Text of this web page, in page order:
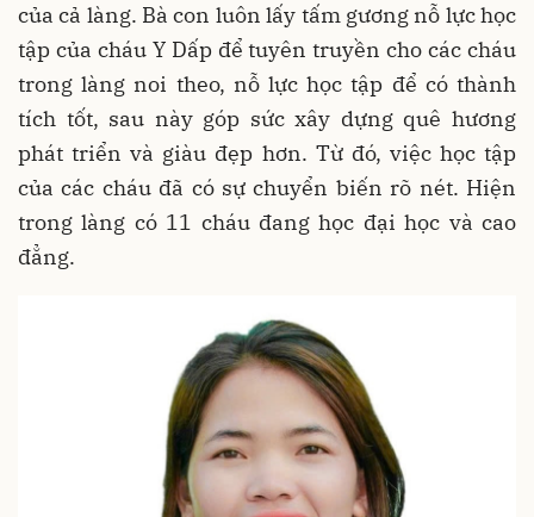
của cả làng. Bà con luôn lấy tấm gương nỗ lực học
tập của cháu Y Dấp để tuyên truyền cho các cháu
trong làng noi theo, nỗ lực học tập để có thành
tích tốt, sau này góp sức xây dựng quê hương
phát triển và giàu đẹp hơn. Từ đó, việc học tập
của các cháu đã có sự chuyển biến rõ nét. Hiện
trong làng có 11 cháu đang học đại học và cao
đẳng.